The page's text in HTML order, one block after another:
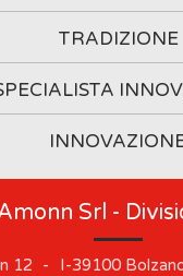
TRADIZIONE
Srl -
12 - I-39100